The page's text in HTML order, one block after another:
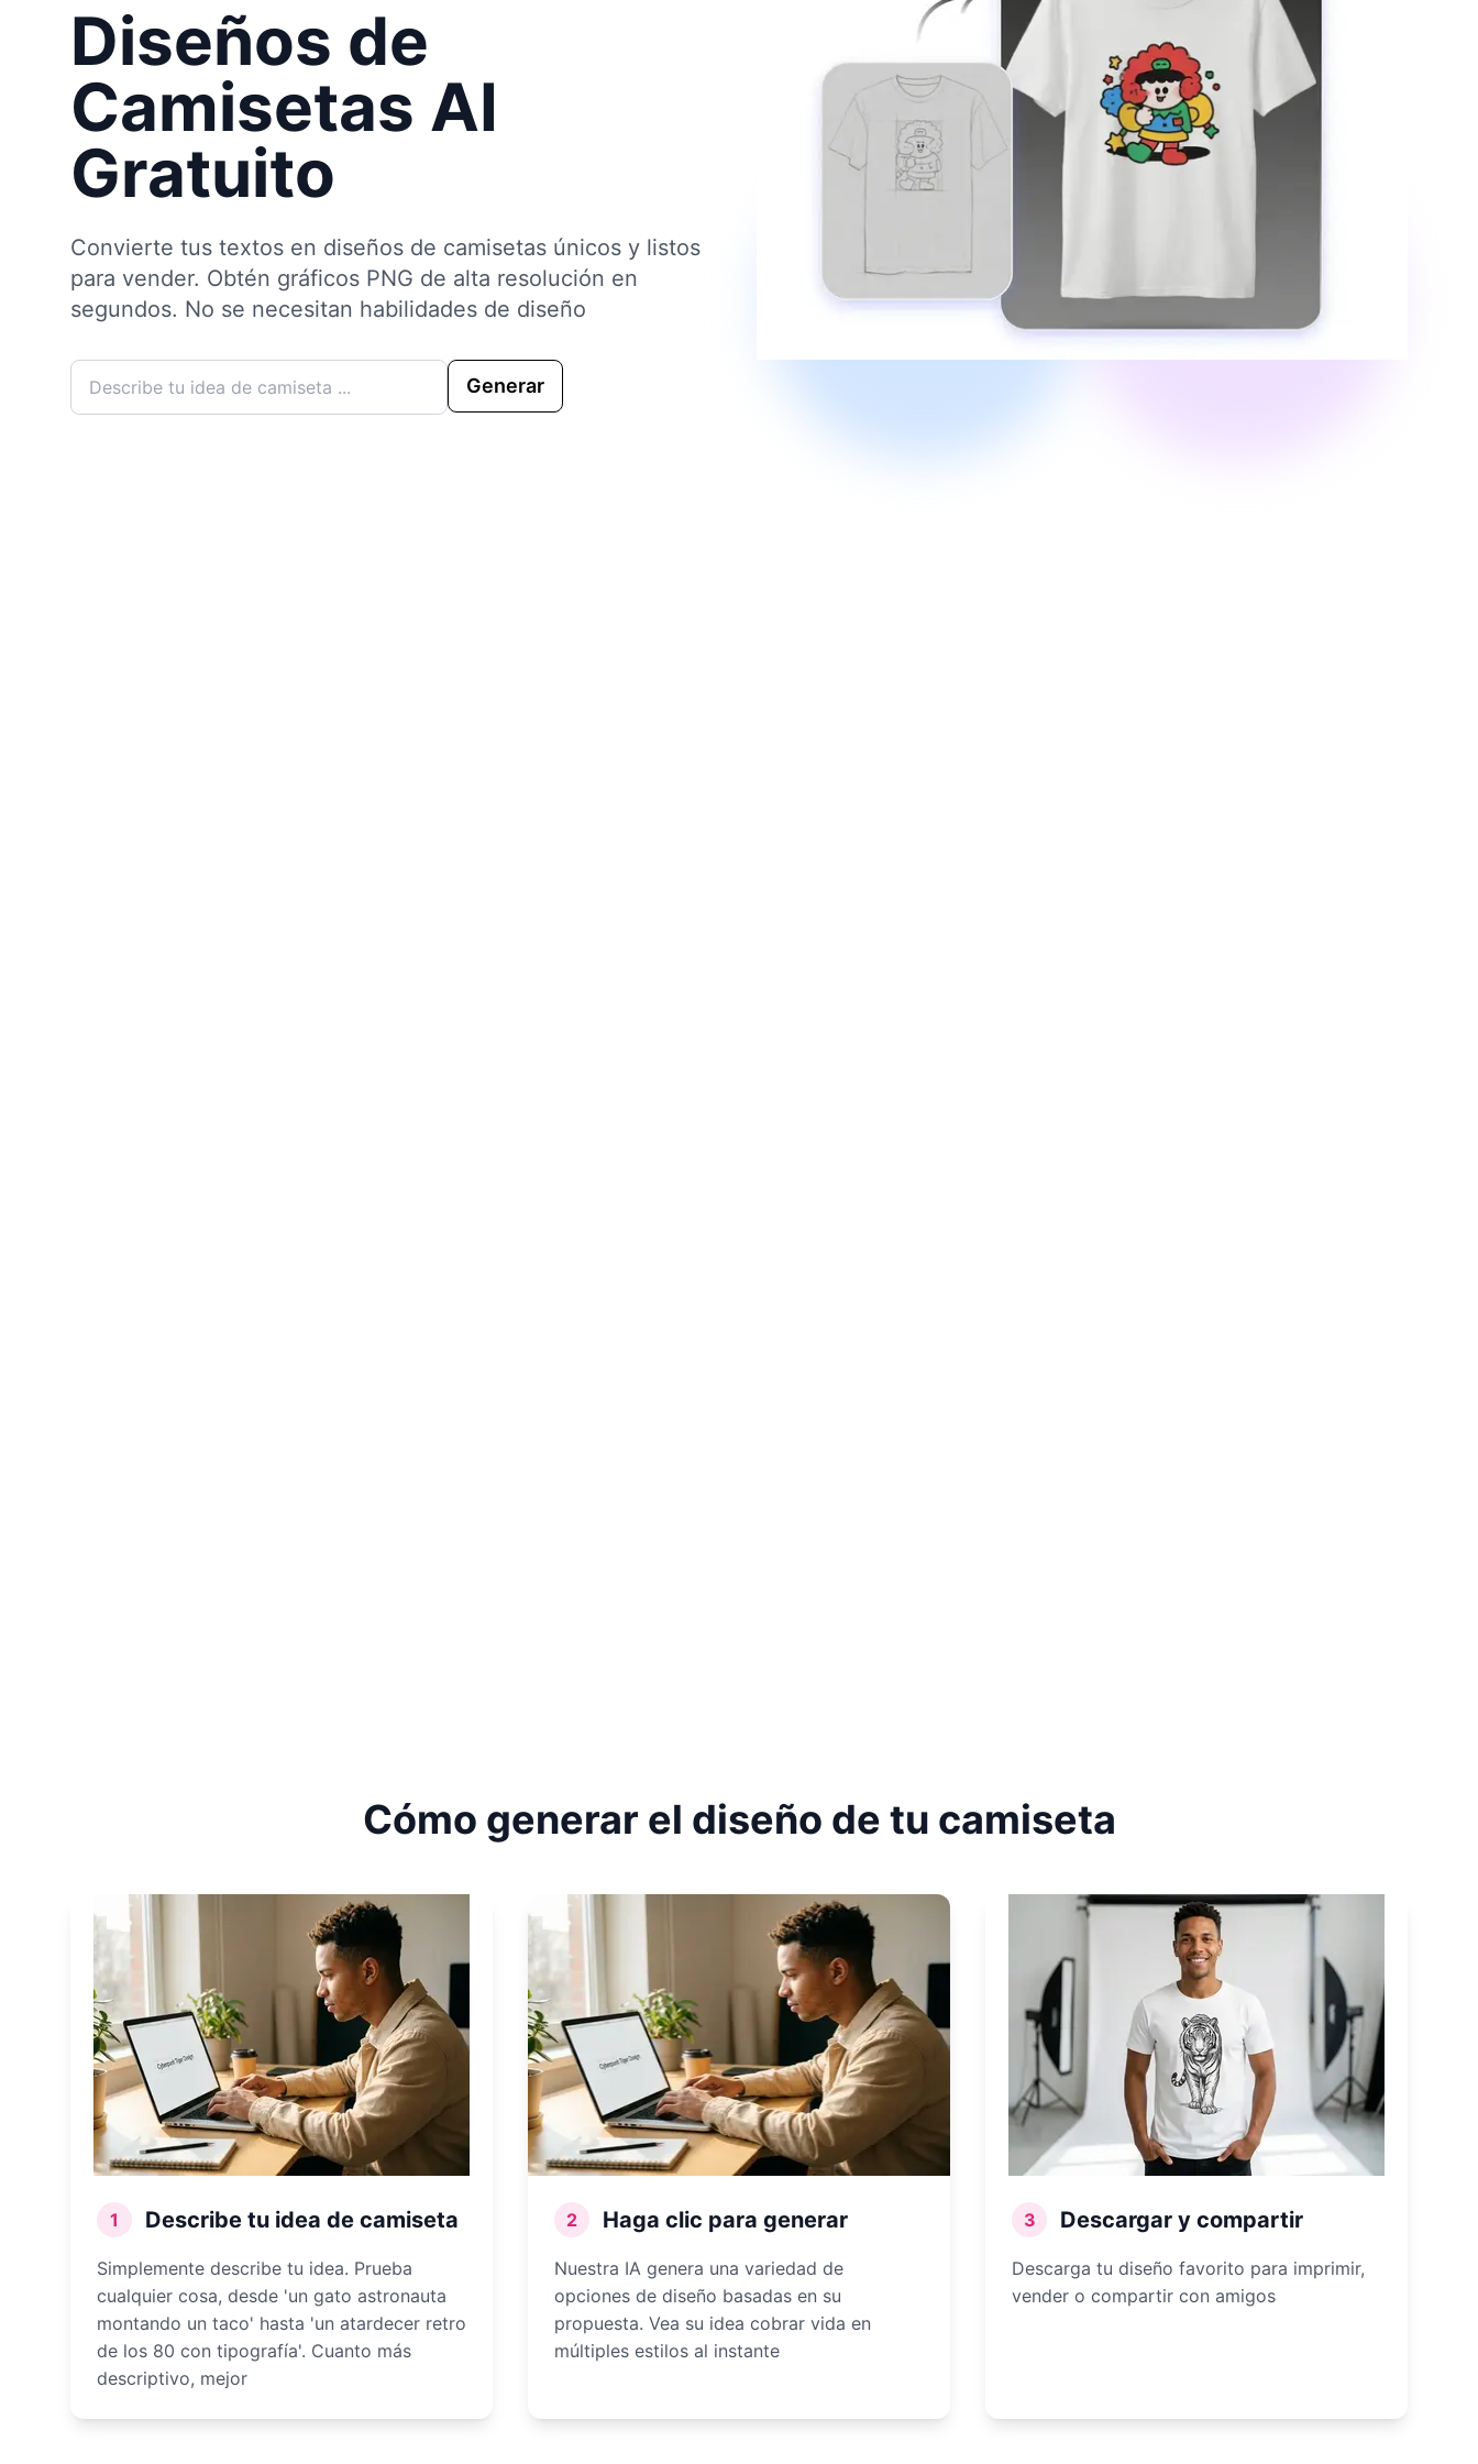
Diseños de
Camisetas AI
Gratuito
Convierte tus textos en diseños de camisetas únicos y listos
para vender. Obtén gráficos PNG de alta resolución en
segundos. No se necesitan habilidades de diseño
Generar
Cómo generar el diseño de tu camiseta
1 Describe tu idea de camiseta
Simplemente describe tu idea. Prueba
cualquier cosa, desde 'un gato astronauta
montando un taco' hasta 'un atardecer retro
de los 80 con tipografía'. Cuanto más
descriptivo, mejor
2 Haga clic para generar
Nuestra IA genera una variedad de
opciones de diseño basadas en su
propuesta. Vea su idea cobrar vida en
múltiples estilos al instante
3 Descargar y compartir
Descarga tu diseño favorito para imprimir,
vender o compartir con amigos